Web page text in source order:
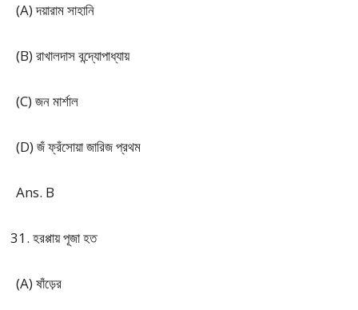
(A) দয়ারাম সাহানি
(B) রাখালদাস বন্দ্যোপাধ্যায়
(C) জন মার্শাল
(D) জঁ ফ্রঁসোয়া জারিজ প্রথম
Ans. B
হরপ্পায় পূজা হত
(A) ষাঁড়ের